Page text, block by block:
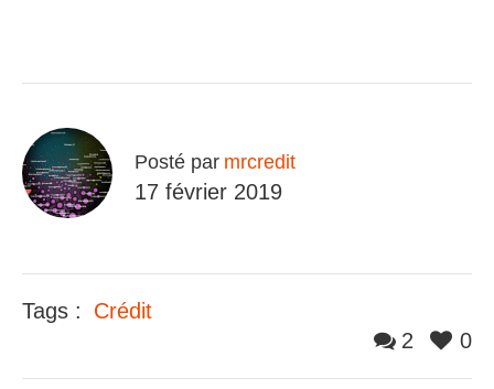
Posté par mrcredit
17 février 2019
Tags :
Crédit
0
2